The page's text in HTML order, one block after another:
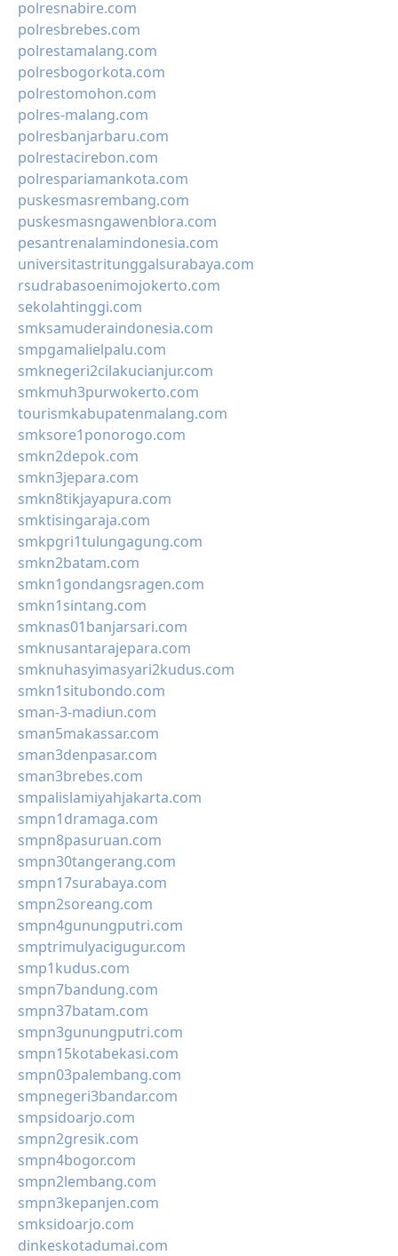
polresnabire.com
polresbrebes.com
polrestamalang.com
polresbogorkota.com
polrestomohon.com
polres-malang.com
polresbanjarbaru.com
polrestacirebon.com
polrespariamankota.com
puskesmasrembang.com
puskesmasngawenblora.com
pesantrenalamindonesia.com
universitastritunggalsurabaya.com
rsudrabasoenimojokerto.com
sekolahtinggi.com
smksamuderaindonesia.com
smpgamalielpalu.com
smknegeri2cilakucianjur.com
smkmuh3purwokerto.com
tourismkabupatenmalang.com
smksore1ponorogo.com
smkn2depok.com
smkn3jepara.com
smkn8tikjayapura.com
smktisingaraja.com
smkpgri1tulungagung.com
smkn2batam.com
smkn1gondangsragen.com
smkn1sintang.com
smknas01banjarsari.com
smknusantarajepara.com
smknuhasyimasyari2kudus.com
smkn1situbondo.com
sman-3-madiun.com
sman5makassar.com
sman3denpasar.com
sman3brebes.com
smpalislamiyahjakarta.com
smpn1dramaga.com
smpn8pasuruan.com
smpn30tangerang.com
smpn17surabaya.com
smpn2soreang.com
smpn4gunungputri.com
smptrimulyacigugur.com
smp1kudus.com
smpn7bandung.com
smpn37batam.com
smpn3gunungputri.com
smpn15kotabekasi.com
smpn03palembang.com
smpnegeri3bandar.com
smpsidoarjo.com
smpn2gresik.com
smpn4bogor.com
smpn2lembang.com
smpn3kepanjen.com
smksidoarjo.com
dinkeskotadumai.com